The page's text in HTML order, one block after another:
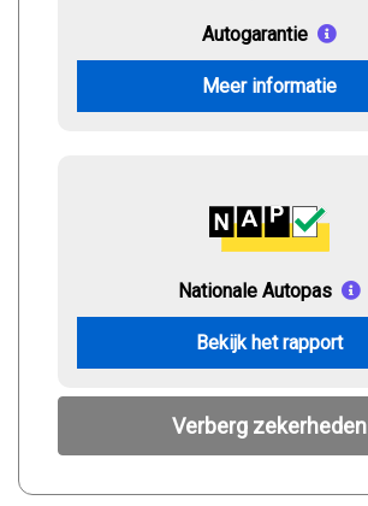
Autogarantie
Meer informatie
Nationale Autopas
Bekijk het rapport
Verberg zekerheden